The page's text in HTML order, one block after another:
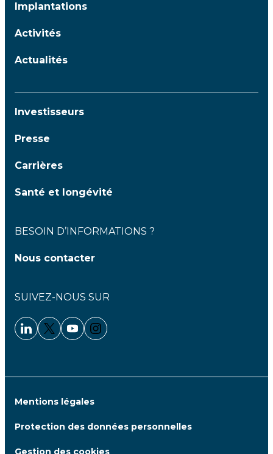
Implantations
Activités
Actualités
Investisseurs
Presse
Carrières
Santé et longévité
BESOIN D’INFORMATIONS ?
Nous contacter
SUIVEZ-NOUS SUR
Linkedin - Clariane
Twitter - Clariane
Youtube - Clariane
Instagram - Clariane
Mentions légales
Protection des données personnelles
Gestion des cookies